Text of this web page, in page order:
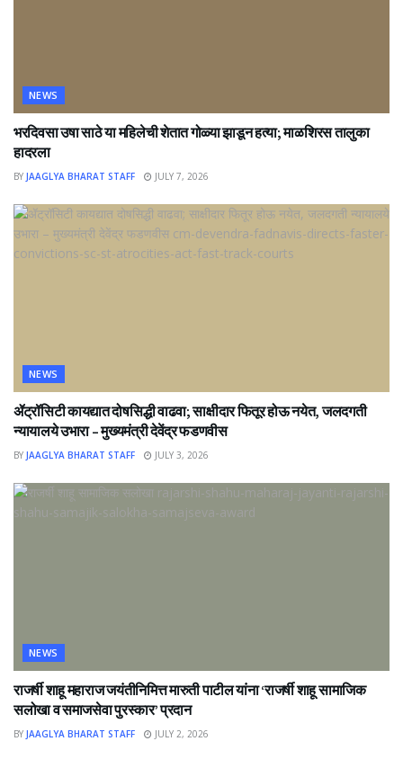
NEWS
भरदिवसा उषा साठे या महिलेची शेतात गोळ्या झाडून हत्या; माळशिरस तालुका
हादरला
BY JAAGLYA BHARAT STAFF JULY 7, 2026
NEWS
ॲट्रॉसिटी कायद्यात दोषसिद्धी वाढवा; साक्षीदार फितूर होऊ नयेत, जलदगती
न्यायालये उभारा – मुख्यमंत्री देवेंद्र फडणवीस
BY JAAGLYA BHARAT STAFF JULY 3, 2026
NEWS
राजर्षी शाहू महाराज जयंतीनिमित्त मारुती पाटील यांना ‘राजर्षी शाहू सामाजिक
सलोखा व समाजसेवा पुरस्कार’ प्रदान
BY JAAGLYA BHARAT STAFF JULY 2, 2026